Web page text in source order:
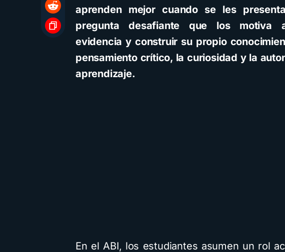
aprenden mejor cuando se les
pregunta desafiante que los motiva
evidencia y construir su propio
pensamiento crítico, la curiosidad y la
aprendizaje.
En el ABI, los estudiantes asumen un rol